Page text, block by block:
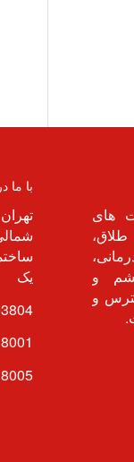
های
و
و
با ما
یک